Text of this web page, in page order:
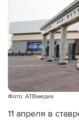
Фото: АТВмедиа
11 апреля в